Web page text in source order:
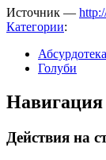
Источник —
Категории:
Абсурдотека
Голуби
Навигация
Действия на